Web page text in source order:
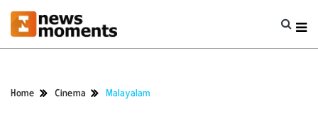
Home Cinema Malayalam